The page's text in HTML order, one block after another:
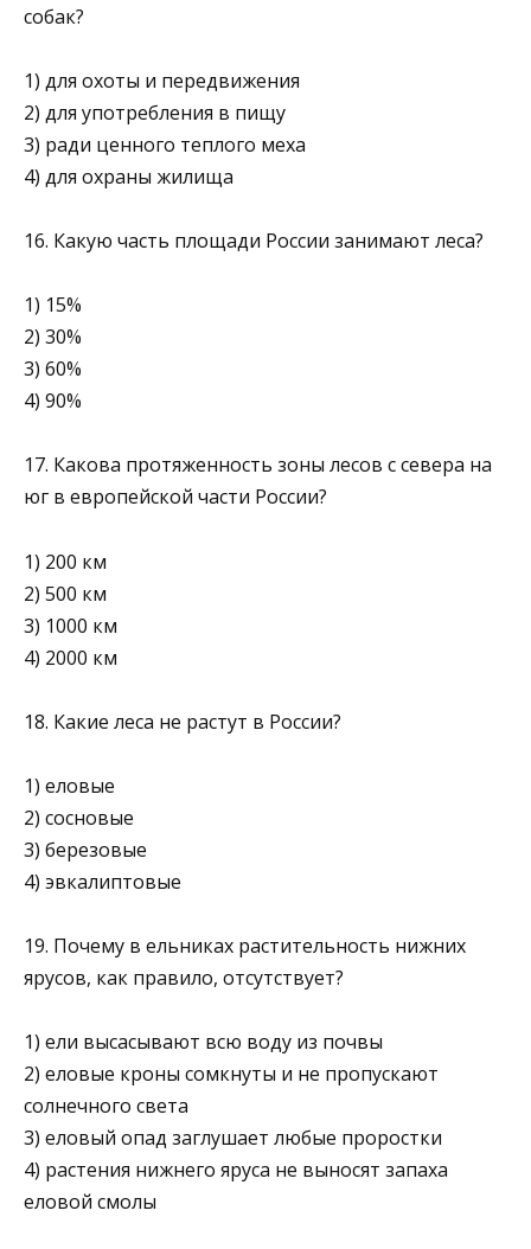
собак?
1) для охоты и передвижения
2) для употребления в пищу
3) ради ценного теплого меха
4) для охраны жилища
16. Какую часть площади России занимают леса?
1) 15%
2) 30%
3) 60%
4) 90%
17. Какова протяженность зоны лесов с севера на
юг в европейской части России?
1) 200 км
2) 500 км
3) 1000 км
4) 2000 км
18. Какие леса не растут в России?
1) еловые
2) сосновые
3) березовые
4) эвкалиптовые
19. Почему в ельниках растительность нижних
ярусов, как правило, отсутствует?
1) ели высасывают всю воду из почвы
2) еловые кроны сомкнуты и не пропускают
солнечного света
3) еловый опад заглушает любые проростки
4) растения нижнего яруса не выносят запаха
еловой смолы